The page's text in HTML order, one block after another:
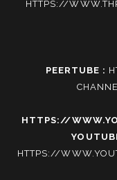
HTTPS://
PEERTUBE :
HTTPS://
HTTPS://